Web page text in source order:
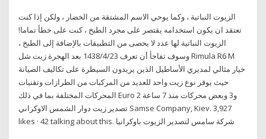
الزيوت النباتية ، وكما يوحي الاسم المشتقة من الخضار ، ولكن إذا كنت
تعتقد ان يكون استخدامه يقتصر على مجرد الطبخ ، كنت على خطأ تماما!
الزيوت النباتية لها عدد لا يحصى من التطبيقات بالإضافة إلى الطبخ ،
وسوف تفاجأ أن تعرف 23‏‏/4‏‏/1438 بعد الهجرة زيت شل Rimula R6 M
خيار مثالي لمديري الأساطيل الذين يريدون السيطرة على تكاليف الصيانة
حيث يوفر نوع زيت واحد للعديد من المركبات من الطرازات وتقنيات
المحركات المختلفة بما في ذلك Euro 2 و3 وبعض محركات منذ 7 ساعة